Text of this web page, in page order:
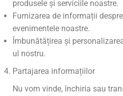
produsele și serviciile noastre.
Furnizarea de informații
evenimentele noastre.
Îmbunătățirea și
ul nostru.
Partajarea informațiilor
Nu vom vinde, închiria sau